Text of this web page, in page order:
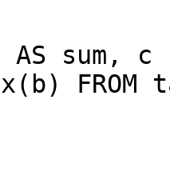
AS sum, c
FROM